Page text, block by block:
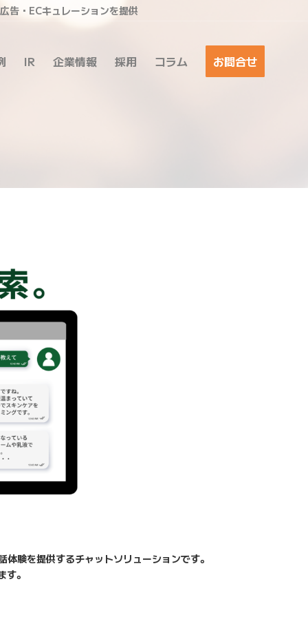
告・ECキュレーションを提供
IR 企業情報 採用 コラム お問合せ
験を提供するチャットソリューションです。
。